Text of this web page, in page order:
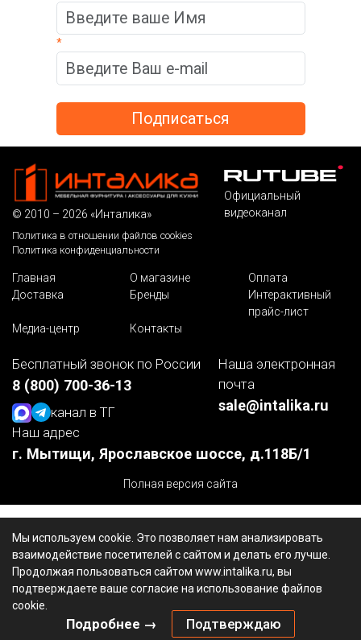
*
Мы используем cookie. Это позволяет нам анализировать
взаимодействие посетителей с сайтом и делать его лучше.
Продолжая пользоваться сайтом www.intalika.ru, вы
подтверждаете ваше согласие на использование файлов
cookie.
Подробнее → Подтверждаю
© 2010 – 2026 «Инталика»
Политика в отношении файлов cookies
Политика конфиденциальности
Официальный
видеоканал
Главная О магазине
Оплата
Доставка
Бренды
Интерактивный
прайс-лист
Медиа-центр
Контакты
Бесплатный звонок по России
8 (800) 700-36-13
канал в ТГ
Наша электронная
почта
sale@intalika.ru
Наш адрес
г. Мытищи, Ярославское шоссе, д.118Б/1
Полная версия сайта